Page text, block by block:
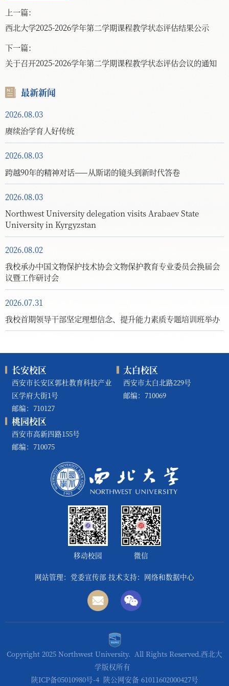
上一篇：
西北大学2025-2026学年第二学期课程教学状态评估结果公示
下一篇：
关于召开2025-2026学年第二学期课程教学状态评估会议的通知
最新新闻
2026.08.03
赓续治学育人好传统
2026.08.03
跨越90年的精神对话——从斯诺的镜头到新时代答卷
2026.08.03
Northwest University delegation visits Arabaev State
University in Kyrgyzstan
2026.08.02
我校承办中国文物保护技术协会文物保护教育专业委员会换届会
议暨工作研讨会
2026.07.31
我校首期领导干部坚定理想信念、提升能力素质专题培训班举办
长安校区
西安市长安区郭杜教育科技产业
区学府大街1号
邮编：710127
太白校区
西安市太白北路229号
邮编：710069
桃园校区
西安市高新四路155号
邮编：710075
移动校园 微信
网站管理：党委宣传部 技术支持：网络和数据中心
Copyright 2025 Northwest University. All Rights Reserved.西北大
学版权所有
陕ICP备05010980号-4 陕公网安备 61011602000427号